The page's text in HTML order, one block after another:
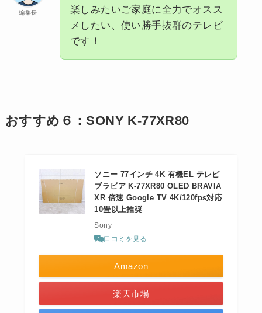
編集長
楽しみたいご家庭に全力でオスス
メしたい、使い勝手抜群のテレビ
です！
おすすめ６：SONY K-77XR80
ソニー 77インチ 4K 有機EL テレビ
ブラビア K-77XR80 OLED BRAVIA
XR 倍速 Google TV 4K/120fps対応
10畳以上推奨
Sony
口コミを見る
Amazon
楽天市場